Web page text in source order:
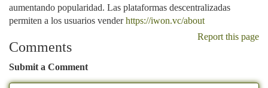
aumentando popularidad. Las plataformas descentralizadas
permiten a los usuarios venderhttps://iwon.vc/about
Report this page
Comments
Submit a Comment